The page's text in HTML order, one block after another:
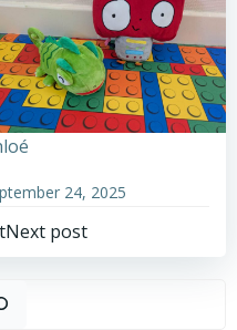
24, 2025
Post
navigation
Next post